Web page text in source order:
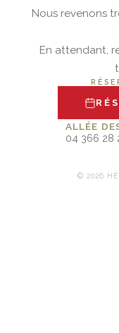
Nous revenons
En attendant,
ALLÉE
04 366 28
© 2026